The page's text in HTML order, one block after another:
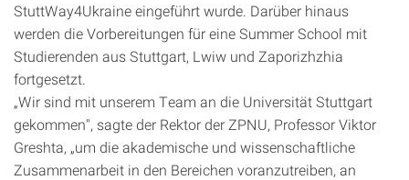
StuttWay4Ukraine eingeführt wurde. Darüber hinaus
werden die Vorbereitungen für eine Summer School mit
Studierenden aus Stuttgart, Lwiw und Zaporizhzhia
fortgesetzt.
„Wir sind mit unserem Team an die Universität Stuttgart
gekommen", sagte der Rektor der ZPNU, Professor Viktor
Greshta, „um die akademische und wissenschaftliche
Zusammenarbeit in den Bereichen voranzutreiben, an